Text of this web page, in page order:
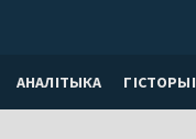
АНАЛІТЫКА ГІСТОРЫІ